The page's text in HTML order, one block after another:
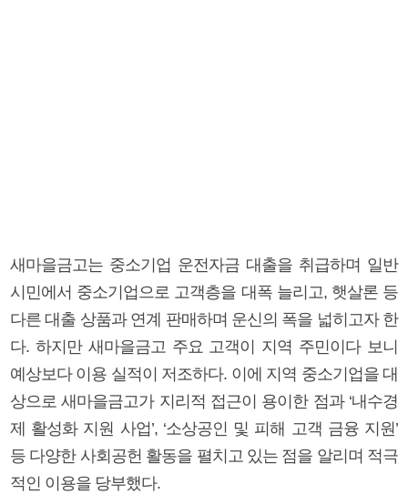
새마을금고는 중소기업 운전자금 대출을 취급하며 일반
시민에서 중소기업으로 고객층을 대폭 늘리고, 햇살론 등
다른 대출 상품과 연계 판매하며 운신의 폭을 넓히고자 한
다. 하지만 새마을금고 주요 고객이 지역 주민이다 보니
예상보다 이용 실적이 저조하다. 이에 지역 중소기업을 대
상으로 새마을금고가 지리적 접근이 용이한 점과 ‘내수경
제 활성화 지원 사업’, ‘소상공인 및 피해 고객 금융 지원’
등 다양한 사회공헌 활동을 펼치고 있는 점을 알리며 적극
적인 이용을 당부했다.